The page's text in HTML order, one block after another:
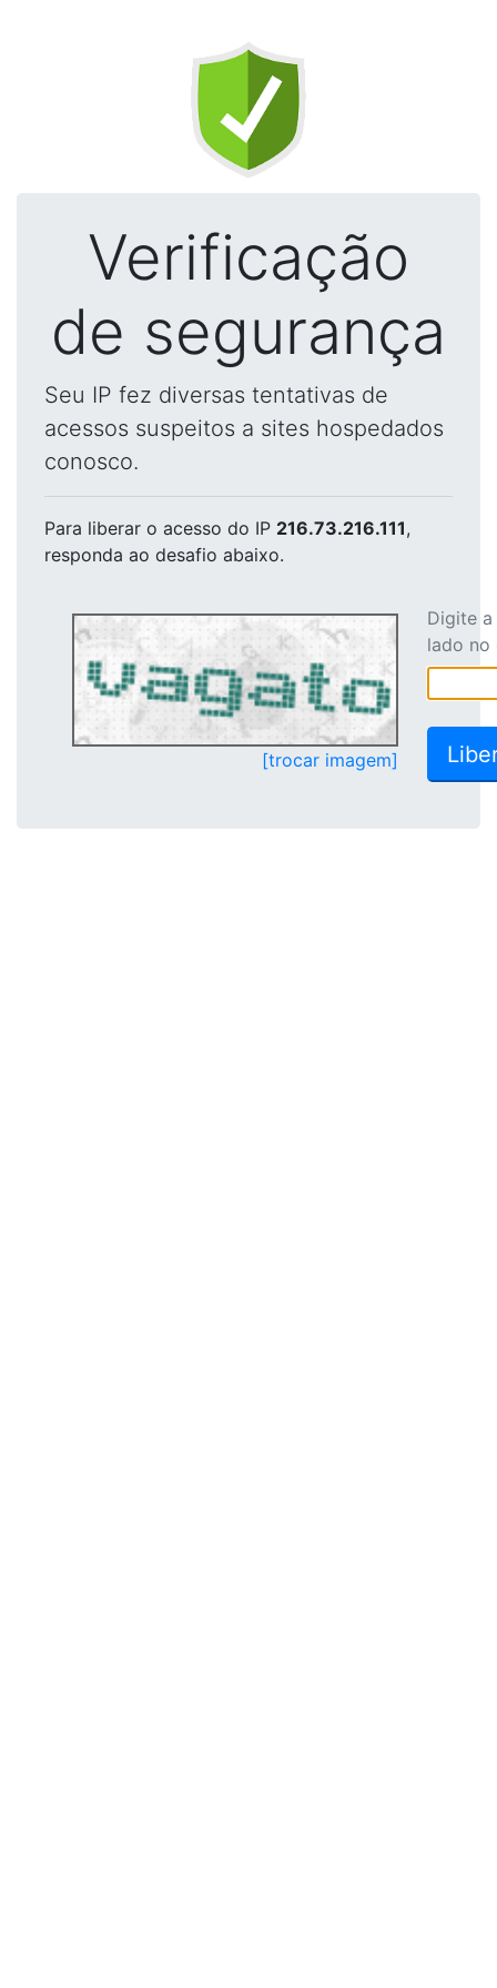
Verificação
de segurança
Seu IP fez diversas tentativas de
acessos suspeitos a sites hospedados
conosco.
Para liberar o acesso do IP 216.73.216.111,
responda ao desafio abaixo.
[trocar imagem]
Digite
lado no